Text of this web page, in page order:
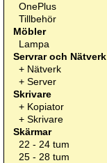
OnePlus
Tillbehör
Möbler
Lampa
Servrar och Nätverk
+ Nätverk
+ Server
Skrivare
+ Kopiator
+ Skrivare
Skärmar
22 - 24 tum
25 - 28 tum